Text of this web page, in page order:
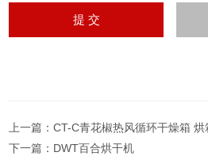
上一篇：CT-C青花椒热风循环干燥箱 烘
下一篇： DWT百合烘干机